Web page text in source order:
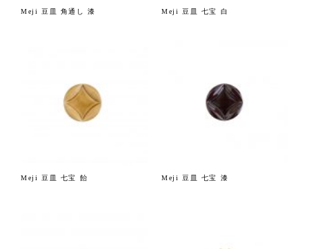
Meji 豆皿 角通し 漆 Meji 豆皿 七宝 白
Meji 豆皿 七宝 飴 Meji 豆皿 七宝 漆